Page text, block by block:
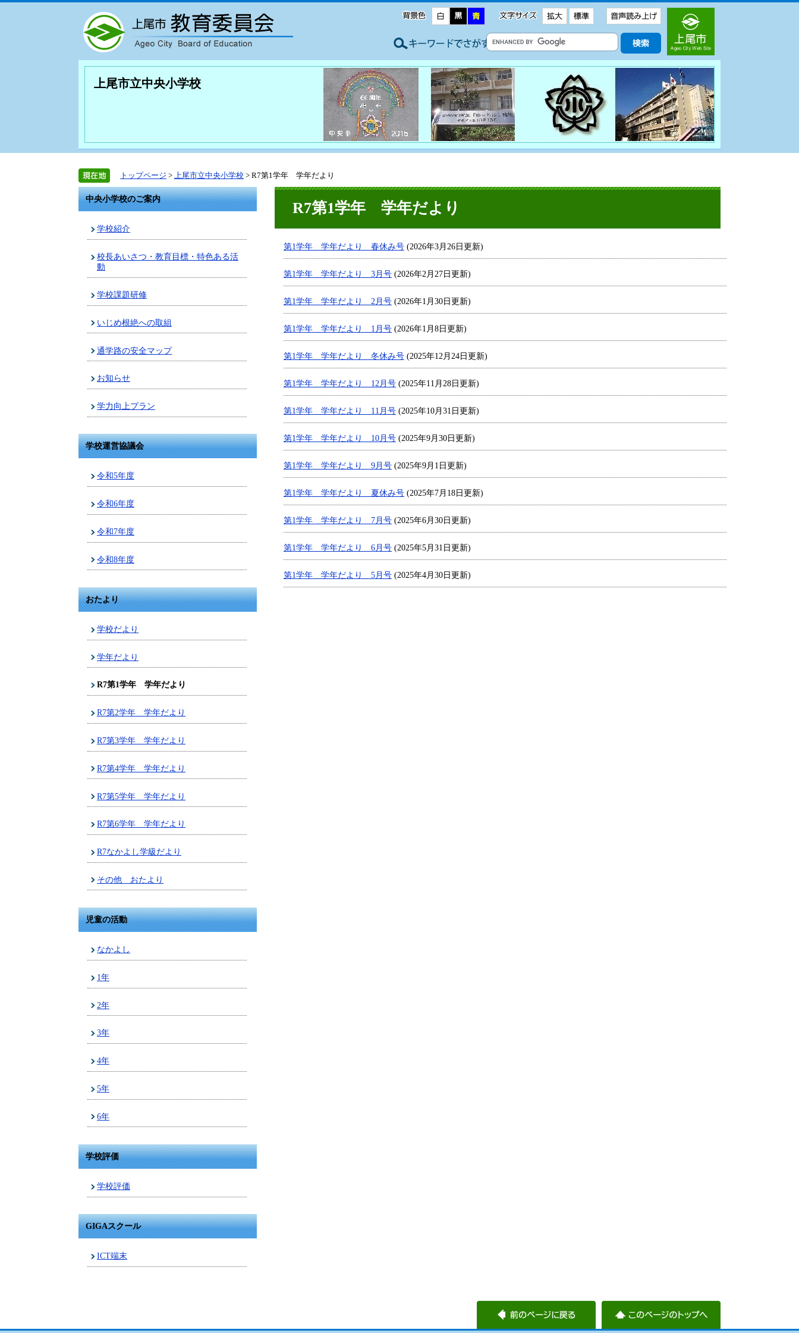
上尾市立中央小学校
トップページ > 上尾市立中央小学校 > R7第1学年 学年だより
中央小学校のご案内
学校紹介
校長あいさつ・教育目標・特色ある活
動
学校課題研修
いじめ根絶への取組
通学路の安全マップ
お知らせ
学力向上プラン
学校運営協議会
令和5年度
令和6年度
令和7年度
令和8年度
おたより
学校だより
学年だより
R7第1学年 学年だより
R7第2学年 学年だより
R7第3学年 学年だより
R7第4学年 学年だより
R7第5学年 学年だより
R7第6学年 学年だより
R7なかよし学級だより
その他 おたより
児童の活動
なかよし
1年
2年
3年
4年
5年
6年
学校評価
学校評価
GIGAスクール
ICT端末
R7第1学年 学年だより
第1学年 学年だより 春休み号 (2026年3月26日更新)
第1学年 学年だより 3月号 (2026年2月27日更新)
第1学年 学年だより 2月号 (2026年1月30日更新)
第1学年 学年だより 1月号 (2026年1月8日更新)
第1学年 学年だより 冬休み号 (2025年12月24日更新)
第1学年 学年だより 12月号 (2025年11月28日更新)
第1学年 学年だより 11月号 (2025年10月31日更新)
第1学年 学年だより 10月号 (2025年9月30日更新)
第1学年 学年だより 9月号 (2025年9月1日更新)
第1学年 学年だより 夏休み号 (2025年7月18日更新)
第1学年 学年だより 7月号 (2025年6月30日更新)
第1学年 学年だより 6月号 (2025年5月31日更新)
第1学年 学年だより 5月号 (2025年4月30日更新)